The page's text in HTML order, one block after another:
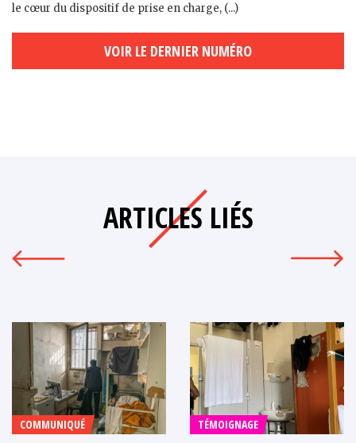
le cœur du dispositif de prise en charge, (...)
VOIR LE DERNIER NUMÉRO
ARTICLES LIÉS
COMMUNIQUÉ TÉMOIGNAGE